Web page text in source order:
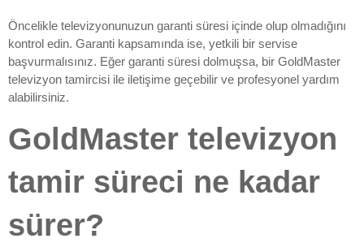
Öncelikle televizyonunuzun garanti süresi içinde olup olmadığını
kontrol edin. Garanti kapsamında ise, yetkili bir servise
başvurmalısınız. Eğer garanti süresi dolmuşsa, bir GoldMaster
televizyon tamircisi ile iletişime geçebilir ve profesyonel yardım
alabilirsiniz.
GoldMaster televizyon
tamir süreci ne kadar
sürer?